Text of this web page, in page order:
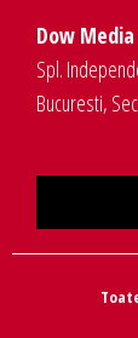
Dow
Spl.
Bucuresti,